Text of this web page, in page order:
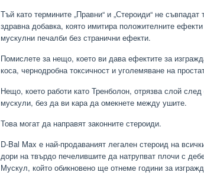
Тъй като термините „Правни“ и „Стероиди“ не
здравна добавка, която имитира положителните
мускулни печалби без странични ефекти.
Помислете за нещо, което ви дава ефектите за
коса, чернодробна токсичност и уголемяване на
Нещо, което работи като Тренболон, отрязва слой
мускули, без да ви кара да омекнете между ушите.
Това могат да направят законните стероиди.
D-Bal Max е най-продаваният легален стероид на
дори на твърдо печелившите да натрупват плочи с
Мускул, който обикновено ще отнеме години за